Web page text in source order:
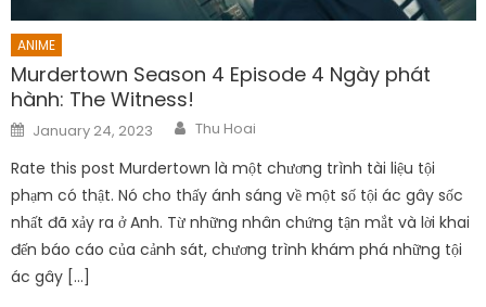
ANIME
Murdertown Season 4 Episode 4 Ngày phát
hành: The Witness!
Posted
on
January 24, 2023 Author
Thu Hoai
Rate this post Murdertown là một chương trình tài liệu tội
phạm có thật. Nó cho thấy ánh sáng về một số tội ác gây sốc
nhất đã xảy ra ở Anh. Từ những nhân chứng tận mắt và lời khai
đến báo cáo của cảnh sát, chương trình khám phá những tội
ác gây […]